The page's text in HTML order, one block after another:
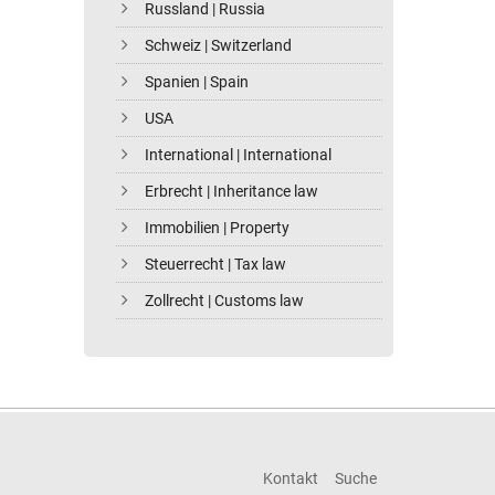
Russland | Russia
Schweiz | Switzerland
Spanien | Spain
USA
International | International
Erbrecht | Inheritance law
Immobilien | Property
Steuerrecht | Tax law
Zollrecht | Customs law
Kontakt Suche